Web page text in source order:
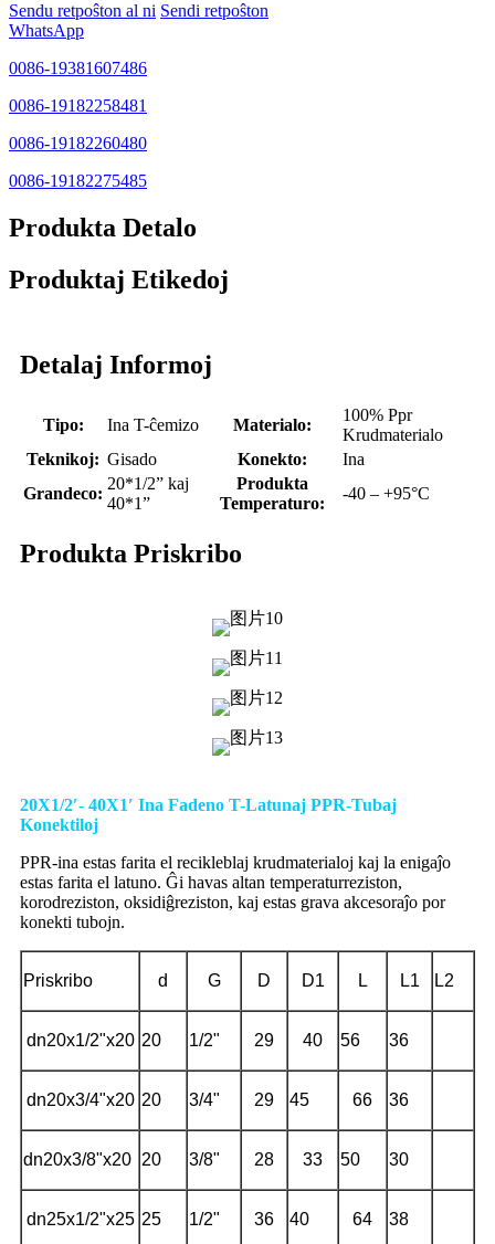
Sendu retpoŝton al ni Sendi retpoŝton
WhatsApp
0086-19381607486
0086-19182258481
0086-19182260480
0086-19182275485
Produkta Detalo
Produktaj Etikedoj
Detalaj Informoj
Tipo: Ina T-ĉemizo Materialo:
100% Ppr
Krudmaterialo
Teknikoj: Gisado Konekto:
Ina
Grandeco:
20*1/2” kaj
40*1”
Produkta
Temperaturo:
-40 – +95°C
Produkta Priskribo
20X1/2′- 40X1′ Ina Fadeno T-Latunaj PPR-Tubaj
Konektiloj
PPR-ina estas farita el recikleblaj krudmaterialoj kaj la enigaĵo
estas farita el latuno. Ĝi havas altan temperaturreziston,
korodreziston, oksidiĝreziston, kaj estas grava akcesoraĵo por
konekti tubojn.
Priskribo d G D D1 L L1 L2
dn20x1/2"x20 20 1/2" 29 40 56 36
dn20x3/4"x20 20 3/4" 29 45 66 36
dn20x3/8"x20 20 3/8" 28 33 50 30
dn25x1/2"x25 25 1/2" 36 40 64 38